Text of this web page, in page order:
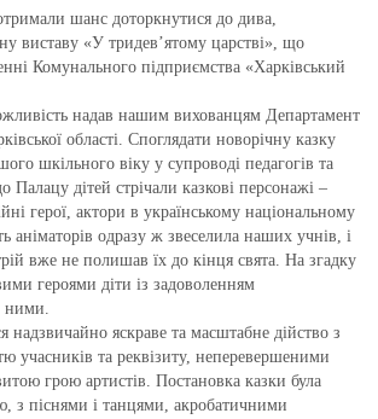
шанс доторкнутися до дива,
виставу «У тридев’ятому царстві», що
Комунального підприємства «Харківський
надав нашим вихованцям Департамент
області. Споглядати новорічну казку
шкільного віку у супроводі педагогів та
Палацу дітей стрічали казкові персонажі –
герої, актори в українському національному
аніматорів одразу ж звеселила наших учнів, і
вже не полишав їх до кінця свята. На згадку
героями діти із задоволенням
ними.
надзвичайно яскраве та масштабне дійство з
учасників та реквізиту, неперевершеними
грою артистів. Постановка казки була
з піснями і танцями, акробатичними